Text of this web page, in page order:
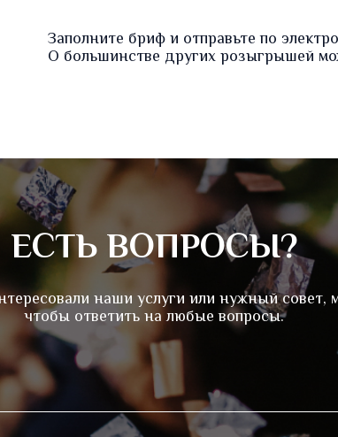
Заполните брифи отправьте по
О большинстве другихрозыгрышей
ЕСТЬ ВОПРОСЫ?
наши услуги или нужный совет,
чтобы ответить на любые вопросы.